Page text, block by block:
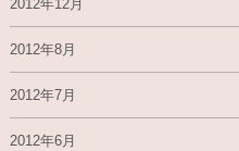
2012年12月
2012年8月
2012年7月
2012年6月